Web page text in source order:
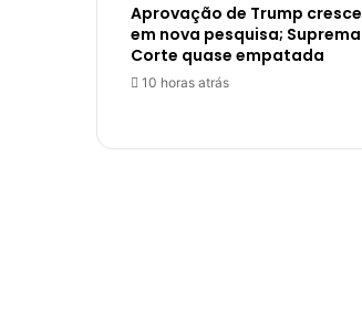
Aprovação de Trump cresce
em nova pesquisa; Suprema
Corte quase empatada
10 horas atrás